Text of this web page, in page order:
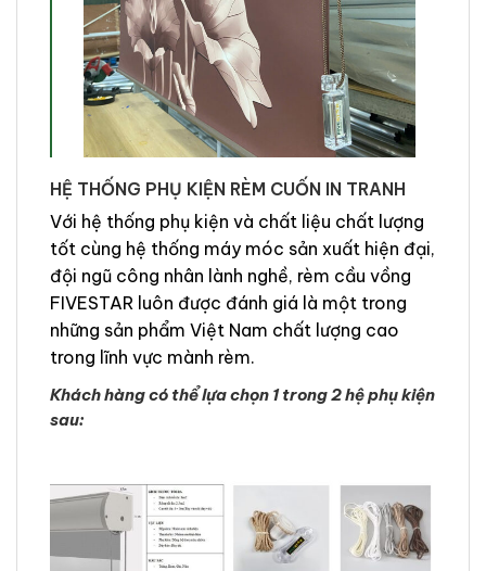
HỆ THỐNG PHỤ KIỆN RÈM CUỐN IN TRANH
Với hệ thống phụ kiện và chất liệu chất lượng
tốt cùng hệ thống máy móc sản xuất hiện đại,
đội ngũ công nhân lành nghề, rèm cầu vồng
FIVESTAR luôn được đánh giá là một trong
những sản phẩm Việt Nam chất lượng cao
trong lĩnh vực mành rèm.
Khách hàng có thể lựa chọn 1 trong 2 hệ phụ kiện
sau: